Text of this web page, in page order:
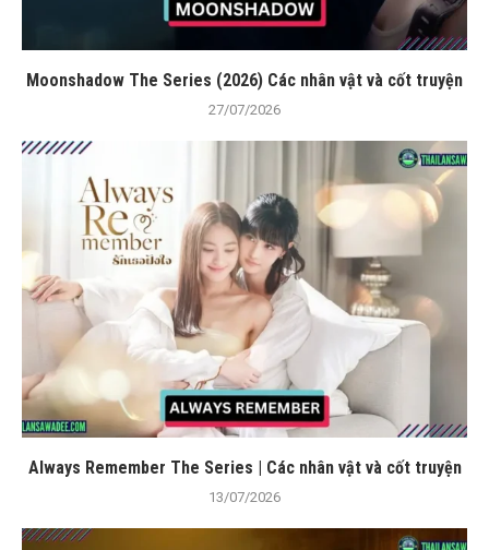
Moonshadow The Series (2026) Các nhân vật và cốt truyện
27/07/2026
Always Remember The Series | Các nhân vật và cốt truyện
13/07/2026